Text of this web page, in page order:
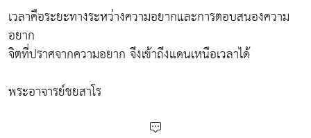
เวลาคือระยะทางระหว่างความอยากและการตอบสนองความ
อยาก
จิตที่ปราศจากความอยาก จึงเข้าถึงแดนเหนือเวลาได้
พระอาจารย์ชยสาโร